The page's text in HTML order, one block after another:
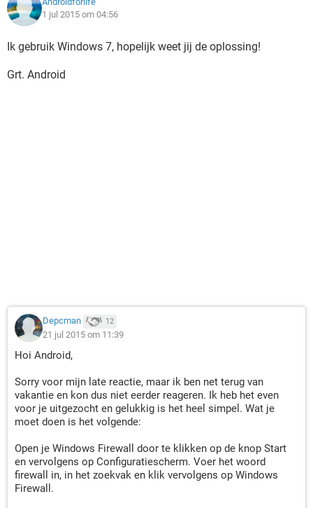
1 jul 2015 om 04:56
Ik gebruik Windows 7, hopelijk weet jij de oplossing!
Grt. Android
Depcman 12
21 jul 2015 om 11:39
Hoi Android,
Sorry voor mijn late reactie, maar ik ben net terug van
vakantie en kon dus niet eerder reageren. Ik heb het even
voor je uitgezocht en gelukkig is het heel simpel. Wat je
moet doen is het volgende:
Open je Windows Firewall door te klikken op de knop Start
en vervolgens op Configuratiescherm. Voer het woord
firewall in, in het zoekvak en klik vervolgens op Windows
Firewall.